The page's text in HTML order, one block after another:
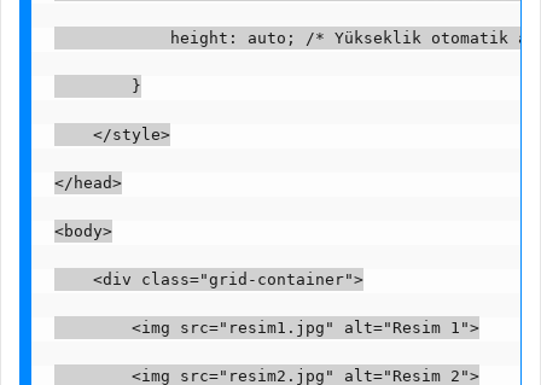
height: auto; /* Yükseklik otomatik
        }
    </style>
</head>
<body>
    <div class="grid-container">
        <img src="resim1.jpg" alt="Resim 1">
        <img src="resim2.jpg" alt="Resim 2">